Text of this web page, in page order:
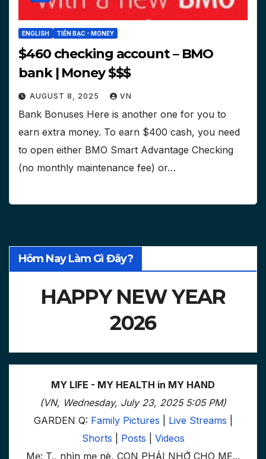
ENGLISH TIỀN BẠC - MONEY
$460 checking account – BMO
bank | Money $$$
AUGUST 8, 2025 VN
Bank Bonuses Here is another one for you to
earn extra money. To earn $400 cash, you need
to open either BMO Smart Advantage Checking
(no monthly maintenance fee) or…
Hôm Nay Làm Gì Đây?
HAPPY NEW YEAR
2026
MY LIFE - MY HEALTH in MY HAND
(VN, Wednesday, July 23, 2025 5:05 PM)
GARDEN Q: Family Pictures Live Streams
Shorts
Posts
Videos
Mẹ: T., nhìn mẹ nè, CON PHẢI NHỚ CHO MẸ...